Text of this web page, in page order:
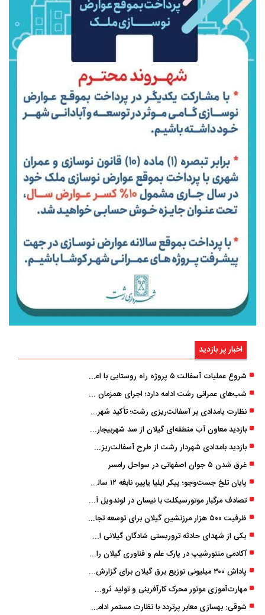
اخبار پر بازدید
شروع عملیات آسفالت ۵ پروژه راه ‌روستایی با اعتبار ۳۷۰ میلیاردی در گیلان
شب‌های عمرانی رشت ادامه دارد؛ اجرای همزمان آسفالت‌ریزی در پنج منطقه شهری
نظارت بامدادی بر آسفالت‌ریزی رشت؛ تأکید شهردار و بازرس کل بر کیفیت اجرای پروژه‌ها
بازدید معاون آب منطقه‌ای گیلان از سد شهربیجار برای تداوم تأمین آب شرب استان
بازدید بامدادی شهردار رشت از طرح آسفالت‌ریزی گسترده در مناطق پنج‌گانه
غرق شدن ۵ جوان اصفهانی در سواحل رامسر
پایان تلخ جست‌وجو؛ پیکر ایلیا یاپیر، نابغه ۱۲ ساله لاهیجانی پیدا شد
تصادف مرگبار موتورسیکلت با نیسان در لوندویل آستارا/ انتقال مصدوم با اورژانس هوایی به رشت
ظرفیت ۵۰۰ هزار مرزنشین گیلان برای توسعه تجارت فعال می‌شود
یکی از شهدای حادثه تروریستی شادگان گیلانی است/ شهادت «سینا سیاه‌ نژاد» در درگیری با اشرار مسلح
آکادمی منتورشیپ در پارک علم و فناوری گیلان راه‌اندازی شد
پاداش ۳۰۰ میلیونی توزیع برق گیلان برای گزارش ماینرهای غیرمجاز
مهارت‌آموزی موتور محرک کارآفرینی و تولید ثروت است
شوقی: بهسازی معابر پرتردد با نظارت مستمر ادامه دارد